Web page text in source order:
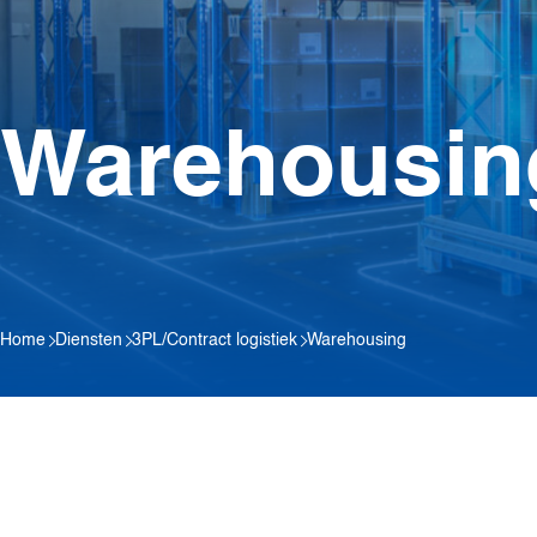
Home Diensten 3PL/Contract logistiek Warehousing